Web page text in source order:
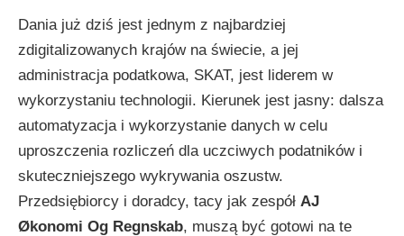
Dania już dziś jest jednym z najbardziej
zdigitalizowanych krajów na świecie, a jej
administracja podatkowa, SKAT, jest liderem w
wykorzystaniu technologii. Kierunek jest jasny: dalsza
automatyzacja i wykorzystanie danych w celu
uproszczenia rozliczeń dla uczciwych podatników i
skuteczniejszego wykrywania oszustw.
Przedsiębiorcy i doradcy, tacy jak zespół AJ
Økonomi Og Regnskab, muszą być gotowi na te